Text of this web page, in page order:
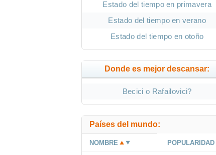
Estado del tiempo en primavera
Estado del tiempo en verano
Estado del tiempo en otoño
Donde es mejor descansar:
Becici o Rafailovici?
Países del mundo:
NOMBRE POPULARIDAD